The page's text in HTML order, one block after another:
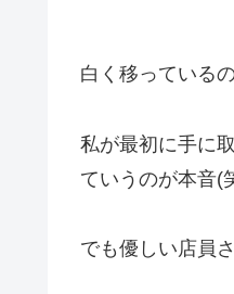
白く移っている
私が最初に手に
ていうのが本音(
でも優しい店員